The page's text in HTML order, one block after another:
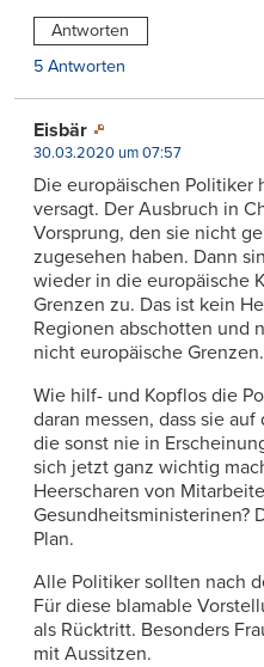
Antworten
5 Antworten
Eisbär
30.03.2020 um 07:57
Die europäischen Politiker
versagt. Der Ausbruch in
Vorsprung, den sie nicht
zugesehen haben. Dann
wieder in die europäische
Grenzen zu. Das ist kein
Regionen abschotten und
nicht europäische Grenzen.
Wie hilf- und Kopflos die
daran messen, dass sie
die sonst nie in
sich jetzt ganz wichtig
Heerscharen von
Gesundheitsministerinen?
Plan.
Alle Politiker sollten nach
Für diese blamable
als Rücktritt. Besonders
mit Aussitzen.